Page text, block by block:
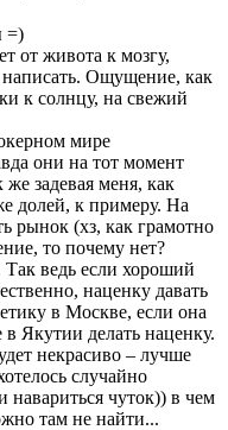
=)
от живота к мозгу,
написать. Ощущение, как
к солнцу, на свежий
мире
они на тот момент
задевая меня, как
долей, к примеру. На
рынок (хз, как грамотно
то почему нет?
ведь если хороший
наценку давать
в Москве, если она
Якутии делать наценку.
некрасиво – лучше
случайно
чуток)) в чем
там не найти...